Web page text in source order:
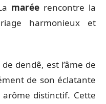
maréerencontre la
harmonieux et
dendê, est l’âme de
de son éclatante
distinctif. Cette